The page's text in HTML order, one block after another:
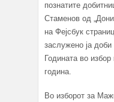
познатите
Стаменов од
на Фејсбук
заслужено ја
Годината во
година.
Во изборот за